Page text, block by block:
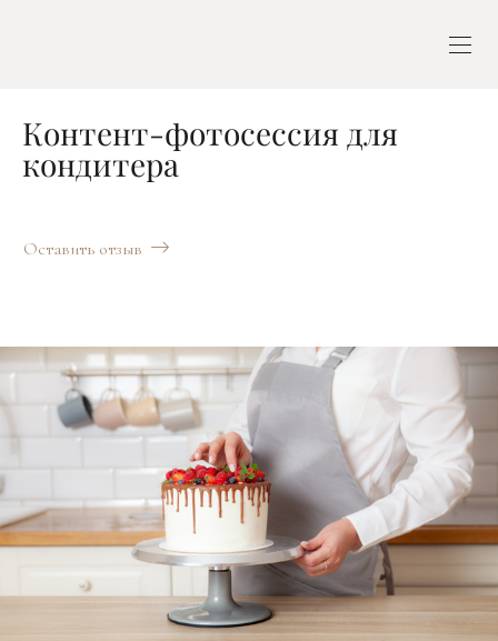
Контент-фотосессия для
кондитера
Оставить отзыв